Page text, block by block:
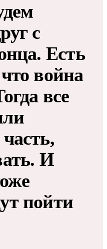
с
Есть
война
все
И
пойти